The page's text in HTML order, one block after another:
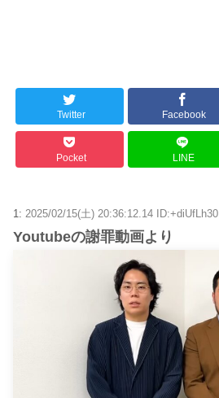
Twitter Facebook
Pocket LINE
1: 2025/02/15(土) 20:36:12.14 ID:+diUfLh30
Youtubeの謝罪動画より